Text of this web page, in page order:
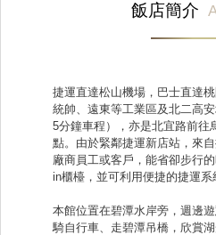
飯店簡介
捷運直達松山機場，巴士直達
統帥、遠東等工業區及北二高
5分鐘車程），亦是北宜路前往
點。由於緊鄰捷運新店站，來
廠商員工或客戶，能省卻步行
in櫃檯，並可利用便捷的捷運系
本館位置在碧潭水岸旁，週邊
騎自行車、走碧潭吊橋，欣賞